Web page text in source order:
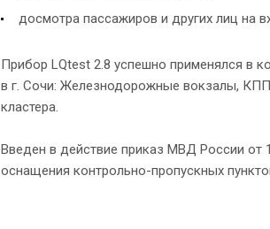
досмотра пассажиров и других лиц на
Прибор LQtest 2.8 успешно применялся в
в г. Сочи: Железнодорожные вокзалы,
кластера.
Введен в действие приказ МВД России от
оснащения контрольно-пропускных